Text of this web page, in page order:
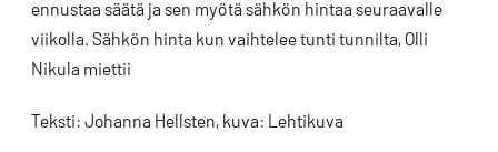
ennustaa säätä ja sen myötä sähkön hintaa seuraavalle
viikolla. Sähkön hinta kun vaihtelee tunti tunnilta, Olli
Nikula miettii
Teksti: Johanna Hellsten, kuva: Lehtikuva